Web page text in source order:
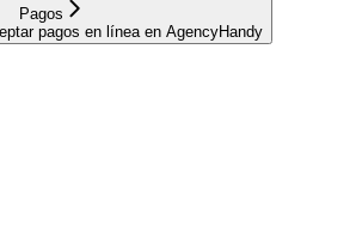
Pagos
pagos en línea en AgencyHandy